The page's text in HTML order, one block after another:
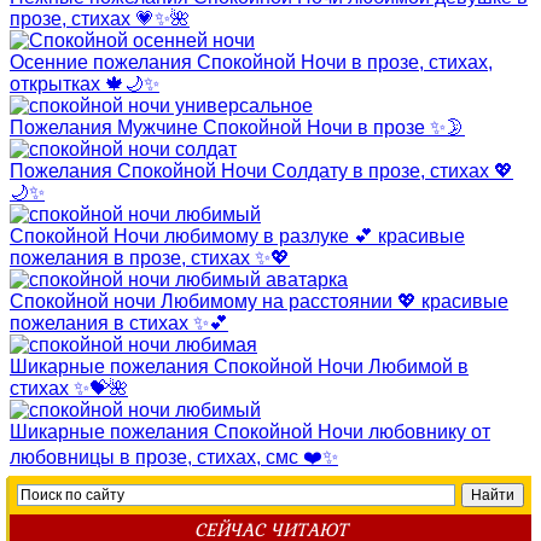
прозе, стихах 💗✨🌺
Осенние пожелания Спокойной Ночи в прозе, стихах,
открытках 🍁🌙✨
Пожелания Мужчине Спокойной Ночи в прозе ✨🌛
Пожелания Спокойной Ночи Солдату в прозе, стихах 💖
🌙✨
Спокойной Ночи любимому в разлуке 💕 красивые
пожелания в прозе, стихах ✨💖
Спокойной ночи Любимому на расстоянии 💖 красивые
пожелания в стихах ✨💕
Шикарные пожелания Спокойной Ночи Любимой в
стихах ✨💝🌺
Шикарные пожелания Спокойной Ночи любовнику от
любовницы в прозе, стихах, смс ❤️✨
СЕЙЧАС ЧИТАЮТ